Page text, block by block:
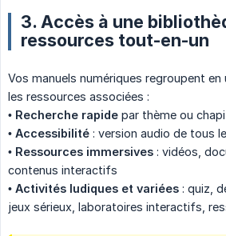
3. Accès à une
ressources tout-en-un
Vos manuels numériques regroupent
les ressources associées :
• Recherche rapide par thème ou
• Accessibilité : version audio de tous
• Ressources immersives : vidéos,
contenus interactifs
• Activités ludiques et variées : quiz,
jeux sérieux, laboratoires interactifs,